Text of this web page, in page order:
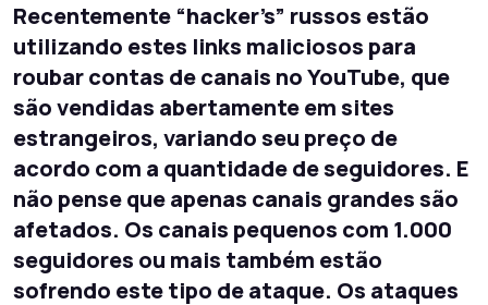
Recentemente “hacker’s” russos estão
utilizando estes links maliciosos para
roubar contas de canais no YouTube, que
são vendidas abertamente em sites
estrangeiros, variando seu preço de
acordo com a quantidade de seguidores. E
não pense que apenas canais grandes são
afetados. Os canais pequenos com 1.000
seguidores ou mais também estão
sofrendo este tipo de ataque. Os ataques